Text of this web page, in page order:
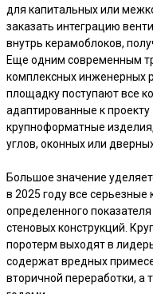
для капитальных или
заказать интеграцию
внутрь керамоблоков,
Еще одним современным
комплексных инженерных
площадку поступают все
адаптированные к
крупноформатные
углов, оконных или
Большое значение
в 2025 году все
определенного
стеновых конструкций.
поротерм выходят в
содержат вредных
вторичной переработки, а